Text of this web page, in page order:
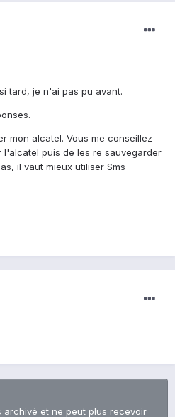
tard, je n'ai pas pu avant.
mon alcatel. Vous me conseillez
l'alcatel puis de les re sauvegarder
il vaut mieux utiliser Sms
archivé et ne peut plus recevoir